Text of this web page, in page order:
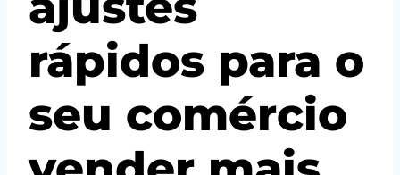
rápidos para o
seu comércio